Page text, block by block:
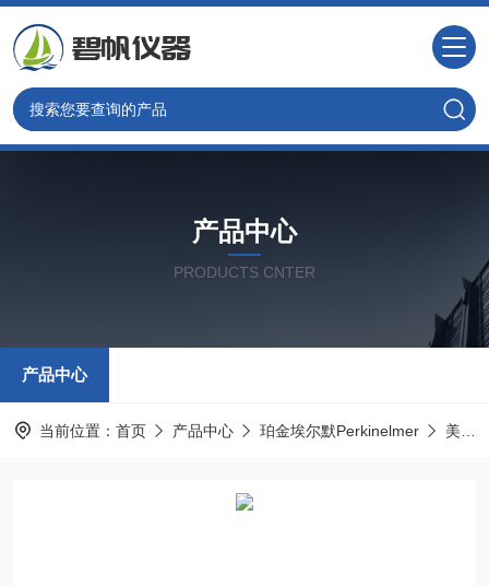
产品中心
PRODUCTS CNTER
产品中心
当前位置： 首页 产品中心 珀金埃尔默Perkinelmer 美国PE光谱耗材